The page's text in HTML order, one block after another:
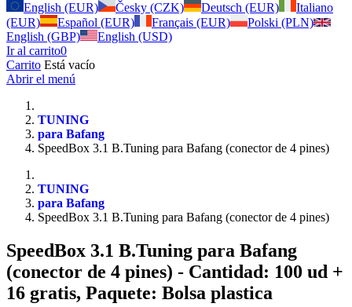
English (EUR)
Česky (CZK) Deutsch (EUR)
Italiano
(EUR)
Español (EUR) Français (EUR)
Polski (PLN)
English (GBP)
English (USD)
Ir al carrito0
Carrito Está vacío
Abrir el menú
TUNING
para Bafang
SpeedBox 3.1 B.Tuning para Bafang (conector de 4 pines)
TUNING
para Bafang
SpeedBox 3.1 B.Tuning para Bafang (conector de 4 pines)
SpeedBox 3.1 B.Tuning para Bafang
(conector de 4 pines) - Cantidad: 100 ud +
16 gratis, Paquete: Bolsa plastica